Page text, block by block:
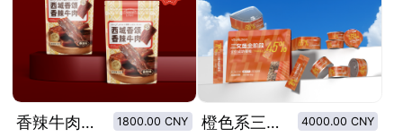
香辣牛肉立袋包装设计
1800.00 CNY
橙色系三文鱼猫粮包装设计 全价成幼猫粮主食罐猫条生骨肉杯
4000.00 CNY